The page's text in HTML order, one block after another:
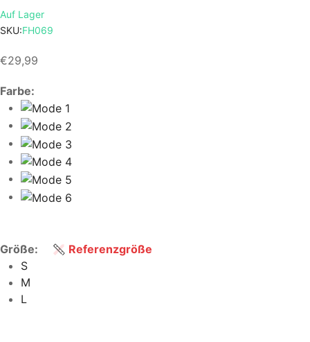
Auf Lager
SKU:FH069
€29,99
Farbe:
Größe:
Referenzgröße
S
M
L